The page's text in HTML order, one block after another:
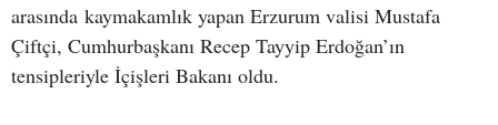
arasında kaymakamlık yapan Erzurum valisi Mustafa
Çiftçi, Cumhurbaşkanı Recep Tayyip Erdoğan’ın
tensipleriyle İçişleri Bakanı oldu.